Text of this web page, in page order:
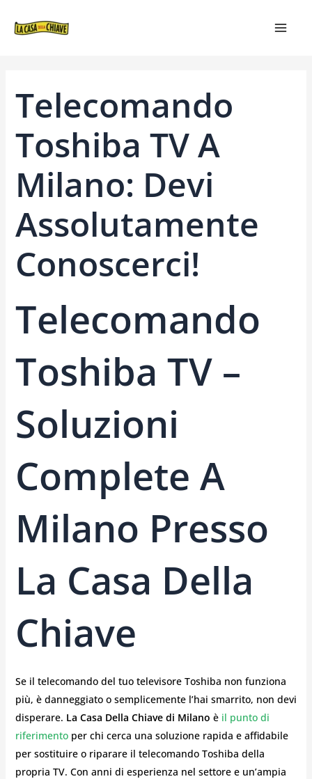
Telecomando
Toshiba TV A
Milano: Devi
Assolutamente
Conoscerci!
Telecomando
Toshiba TV –
Soluzioni
Complete A
Milano Presso
La Casa Della
Chiave
Se il telecomando del tuo televisore Toshiba non funziona
più, è danneggiato o semplicemente l’hai smarrito, non devi
disperare. La Casa Della Chiave di Milano è il punto di
riferimentoper chi cerca una soluzione rapida e affidabile
per sostituire o riparare il telecomando Toshiba della
propria TV. Con anni di esperienza nel settore e un’ampia
ARTICOLI